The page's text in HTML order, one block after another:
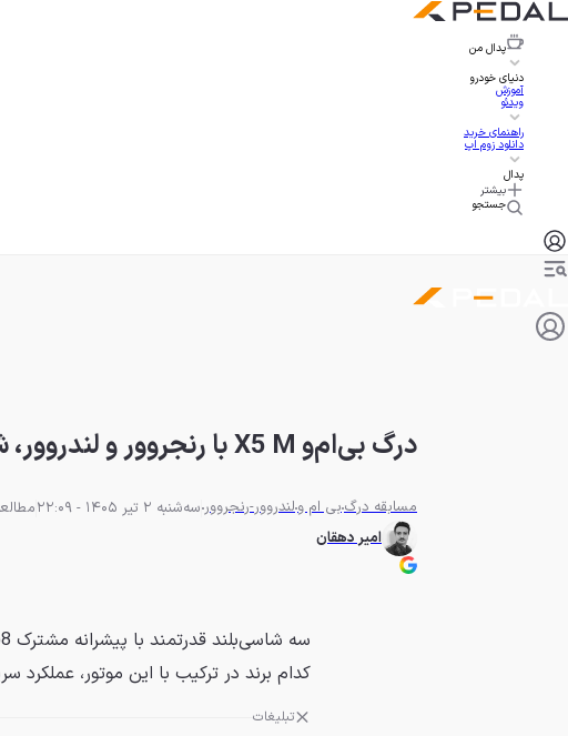
پدال من
دنیای خودرو
آموزش
ویدئو
راهنمای خرید
دانلود زوم اپ
پدال
بیشتر
جستجو
درگ بی‌ام‌و X5 M با رنجروور و لندروور، شاسی‌بلندهای متفاوت با قلب یکسان!
مسابقه درگبی ام ولندروور-رنجروور سه‌شنبه 2 تیر 1405 - 22:09
مطالعه 3
امیر دهقان
کدام برند در ترکیب با این موتور، عملکرد
تبلیغات